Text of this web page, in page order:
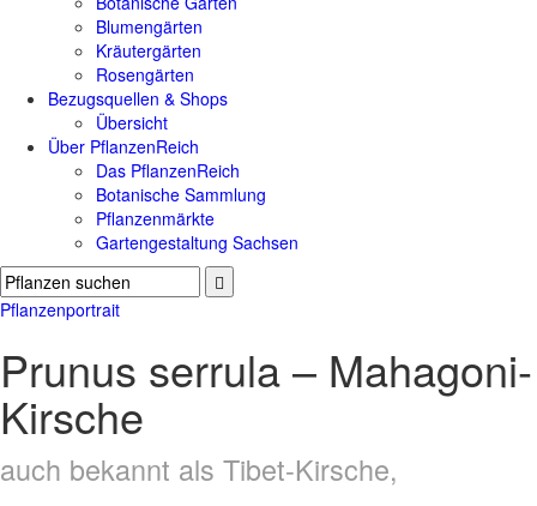
Blumengärten
Kräutergärten
Rosengärten
Bezugsquellen & Shops
Übersicht
Über PflanzenReich
Das PflanzenReich
Botanische Sammlung
Pflanzenmärkte
Gartengestaltung Sachsen
Pflanzenportrait
Prunus serrula – Mahagoni-
Kirsche
auch bekannt als Tibet-Kirsche,